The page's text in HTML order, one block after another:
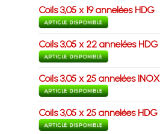
Coils 3,05 x 19 annelées HDG
Coils 3,05 x 22 annelées HDG
Coils 3,05 x 25 annelées INOX
Coils 3,05 x 25 annelées HDG